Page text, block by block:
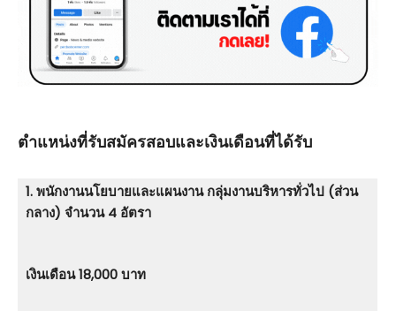
ตําแหน่งที่รับสมัครสอบและเงินเดือนที่ได้รับ
1. พนักงานนโยบายและแผนงาน กลุ่มงานบริหารทั่วไป (ส่วน
กลาง) จำนวน 4 อัตรา
เงินเดือน 18,000 บาท